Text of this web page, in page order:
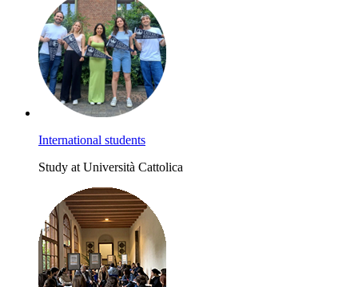
International students
Study at Università Cattolica